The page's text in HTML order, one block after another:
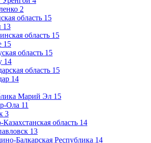
2
область 15
13
область 15
15
область 15
14
область 15
14
Марий Эл 15
Ола 11
3
область 14
13
Балкарская Республика 14